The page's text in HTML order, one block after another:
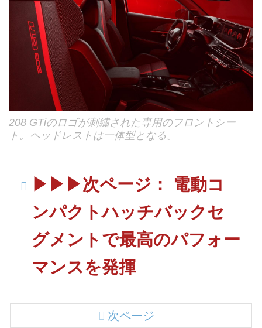
208 GTiのロゴが刺繍された専用のフロントシー
ト。ヘッドレストは一体型となる。
▶︎▶︎▶︎次ページ： 電動コ
ンパクトハッチバックセ
グメントで最高のパフォー
マンスを発揮
次ページ